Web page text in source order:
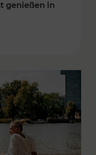
genießen in